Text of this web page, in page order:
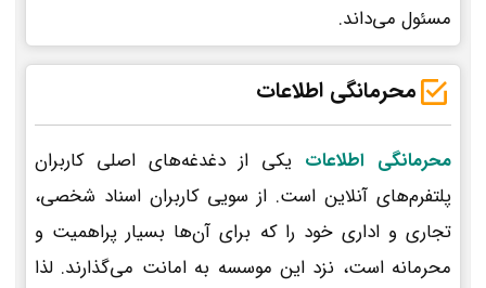
مسئول می‌داند.
محرمانگی اطلاعات
محرمانگی اطلاعات یکی از دغدغه‌های اصلی کاربران
پلتفرم‌های آنلاین است. از سویی کاربران اسناد شخصی،
تجاری و اداری خود را که برای آن‌ها بسیار پراهمیت و
محرمانه است، نزد این موسسه به امانت می‌گذارند. لذا